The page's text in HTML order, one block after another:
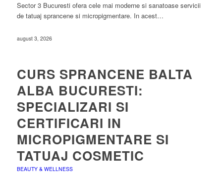
Sector 3 Bucuresti ofera cele mai moderne si sanatoase servicii
de tatuaj sprancene si micropigmentare. In acest…
august 3, 2026
CURS SPRANCENE BALTA
ALBA BUCURESTI:
SPECIALIZARI SI
CERTIFICARI IN
MICROPIGMENTARE SI
TATUAJ COSMETIC
BEAUTY & WELLNESS